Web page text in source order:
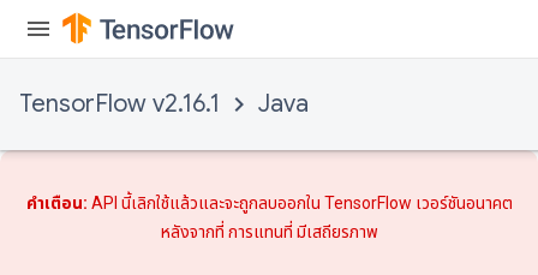
TensorFlow v2.16.1 Java
คำเตือน: API นี้เลิกใช้แล้วและจะถูกลบออกใน TensorFlow เวอร์ชันอนาคต
หลังจากที่ การแทนที่ มีเสถียรภาพ